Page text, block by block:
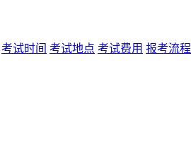
考试时间 考试地点 考试费用 报考流程